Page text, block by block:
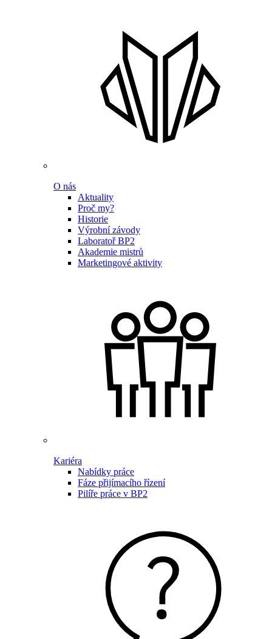
O nás
Aktuality
Proč my?
Historie
Výrobní závody
Laboratoř BP2
Akademie mistrů
Marketingové aktivity
Kariéra
Nabídky práce
Fáze přijímacího řízení
Pilíře práce v BP2